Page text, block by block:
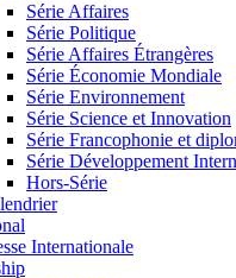
Série Affaires
Série Politique
Série Affaires Étrangères
Série Économie Mondiale
Série Environnement
Série Science et Innovation
Série Francophonie et
Série Développement
Hors-Série
Internationale